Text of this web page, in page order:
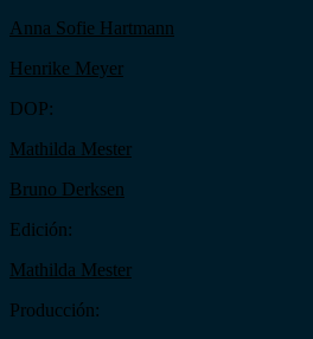
Anna Sofie Hartmann
Henrike Meyer
DOP:
Mathilda Mester
Bruno Derksen
Edición:
Mathilda Mester
Producción: